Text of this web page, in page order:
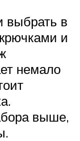
выбрать в
и
немало
выше,